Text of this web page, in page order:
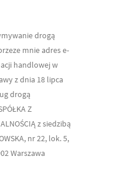
drogą
mnie adres e-
handlowej w
z dnia 18 lipca
drogą
Z
z siedzibą
nr 22, lok. 5,
Warszawa